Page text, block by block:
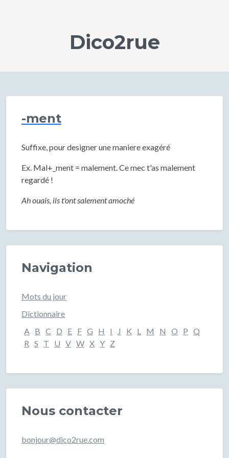
Dico2rue
-ment
Suffixe, pour designer une maniere exagéré
Ex. Mal+_ment = malement. Ce mec t'as malement
regardé !
Ah ouais, ils t'ont salement amoché
Navigation
Mots du jour
Dictionnaire
A B C D E F G H I J K L M N O P Q
R S T U V W X Y Z
Nous contacter
bonjour@dico2rue.com